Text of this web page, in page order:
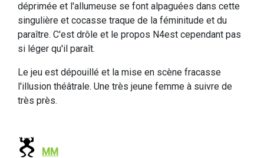
déprimée et l'allumeuse se font alpaguées dans cette
singulière et cocasse traque de la féminitude et du
paraître. C'est drôle et le propos N4est cependant pas
si léger qu'il paraît.
Le jeu est dépouillé et la mise en scène fracasse
l'illusion théâtrale. Une très jeune femme à suivre de
très près.
MM